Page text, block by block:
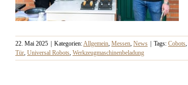
22. Mai 2025 Kategorien:Allgemein, Messen, News Tags: Cobots,
Tür, Universal Robots, Werkzeugmaschinenbeladung